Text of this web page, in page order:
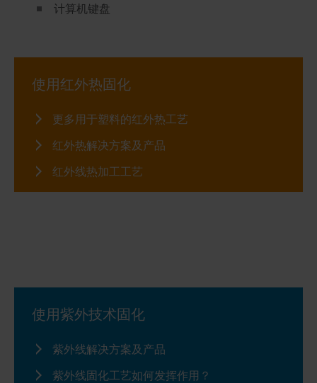
计算机键盘
使用红外热固化
更多用于塑料的红外热工艺
红外热解决方案及产品
红外线热加工工艺
使用紫外技术固化
紫外线解决方案及产品
紫外线固化工艺如何发挥作用？